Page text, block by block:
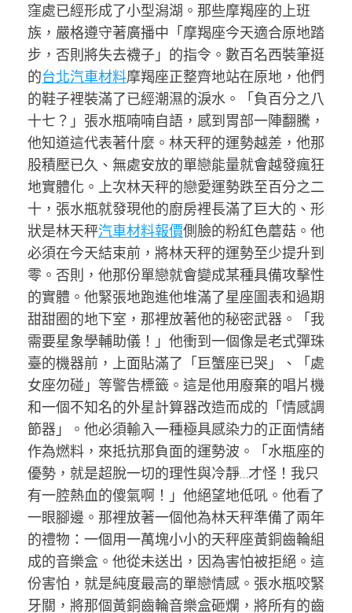
窪處已經形成了小型潟湖。那些摩羯座的上班
族，嚴格遵守著廣播中「摩羯座今天適合原地踏
步，否則將失去襪子」的指令。數百名西裝筆挺
的台北汽車材料摩羯座正整齊地站在原地，他們
的鞋子裡裝滿了已經潮濕的淚水。「負百分之八
十七？」張水瓶喃喃自語，感到胃部一陣翻騰，
他知道這代表著什麼。林天秤的運勢越差，他那
股積壓已久、無處安放的單戀能量就會越發瘋狂
地實體化。上次林天秤的戀愛運勢跌至百分之二
十，張水瓶就發現他的廚房裡長滿了巨大的、形
狀是林天秤汽車材料報價側臉的粉紅色蘑菇。他
必須在今天結束前，將林天秤的運勢至少提升到
零。否則，他那份單戀就會變成某種具備攻擊性
的實體。他緊張地跑進他堆滿了星座圖表和過期
甜甜圈的地下室，那裡放著他的秘密武器。「我
需要星象學輔助儀！」他衝到一個像是老式彈珠
臺的機器前，上面貼滿了「巨蟹座已哭」、「處
女座勿碰」等警告標籤。這是他用廢棄的唱片機
和一個不知名的外星計算器改造而成的「情感調
節器」。他必須輸入一種極具感染力的正面情緒
作為燃料，來抵抗那負面的運勢波。「水瓶座的
優勢，就是超脫一切的理性與冷靜…才怪！我只
有一腔熱血的傻氣啊！」他絕望地低吼。他看了
一眼腳邊。那裡放著一個他為林天秤準備了兩年
的禮物：一個用一萬塊小小的天秤座黃銅齒輪組
成的音樂盒。他從未送出，因為害怕被拒絕。這
份害怕，就是純度最高的單戀情感。張水瓶咬緊
牙關，將那個黃銅齒輪音樂盒砸爛，將所有的齒